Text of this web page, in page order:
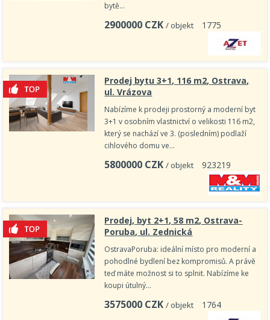
bytě…
2900000 CZK / objekt 1 775
Prodej bytu 3+1, 116 m2, Ostrava,
ul. Vrázova
Nabízíme k prodeji prostorný a moderní byt
3+1 v osobním vlastnictví o velikosti 116 m2,
který se nachází ve 3. (posledním) podlaží
cihlového domu ve…
5800000 CZK / objekt 923219
Prodej, byt 2+1, 58 m2, Ostrava-
Poruba, ul. Zednická
OstravaPoruba: ideální místo pro moderní a
pohodlné bydlení bez kompromisů. A právě
teď máte možnost si to splnit. Nabízíme ke
koupi útulný…
3575000 CZK / objekt 1 764